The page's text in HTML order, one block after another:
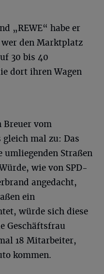
„REWE“ habe er
den Marktplatz
30 bis 40
dort ihren Wagen
Breuer vom
mal zu: Das
Straßen
wie von SPD-
angedacht,
ein
würde sich diese
Geschäftsfrau
18 Mitarbeiter,
kommen.